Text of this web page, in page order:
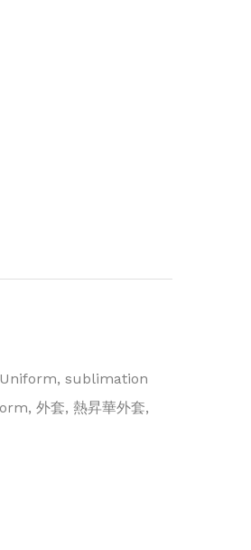
, sublimation
, 外套, 熱昇華外套,